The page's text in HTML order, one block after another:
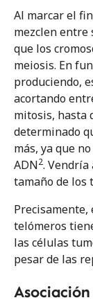
la
equilibrio
Tema 6
Impacto
precoz de
personas
clínicas y
Toda forma de
Al marcar el
mezclen entre
que los
meiosis. En
produciendo,
acortando
mitosis, hasta
determinado
más, ya que
ADN2. Vendría
tamaño de los
Precisamente,
telómeros
las células
pesar de las